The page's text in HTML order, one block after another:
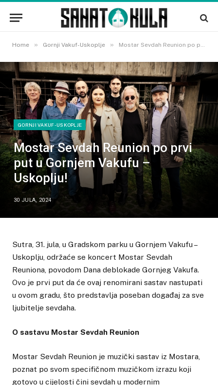
Home » Gornji Vakuf-Uskoplje » Mostar Sevdah Reunion po prvi put u Gornjem Vakufu – Uskoplju!
GORNJI VAKUF-USKOPLJE
Mostar Sevdah Reunion po prvi
put u Gornjem Vakufu –
Uskoplju!
30 JULA, 2024
Sutra, 31. jula, u Gradskom parku u Gornjem Vakufu –
Uskoplju, održaće se koncert Mostar Sevdah
Reuniona, povodom Dana deblokade Gornjeg Vakufa.
Ovo je prvi put da će ovaj renomirani sastav nastupati
u ovom gradu, što predstavlja poseban događaj za sve
ljubitelje sevdaha.
O sastavu Mostar Sevdah Reunion
Mostar Sevdah Reunion je muzički sastav iz Mostara,
poznat po svom specifičnom muzičkom izrazu koji
gotovo u cijelosti čini sevdah u modernim